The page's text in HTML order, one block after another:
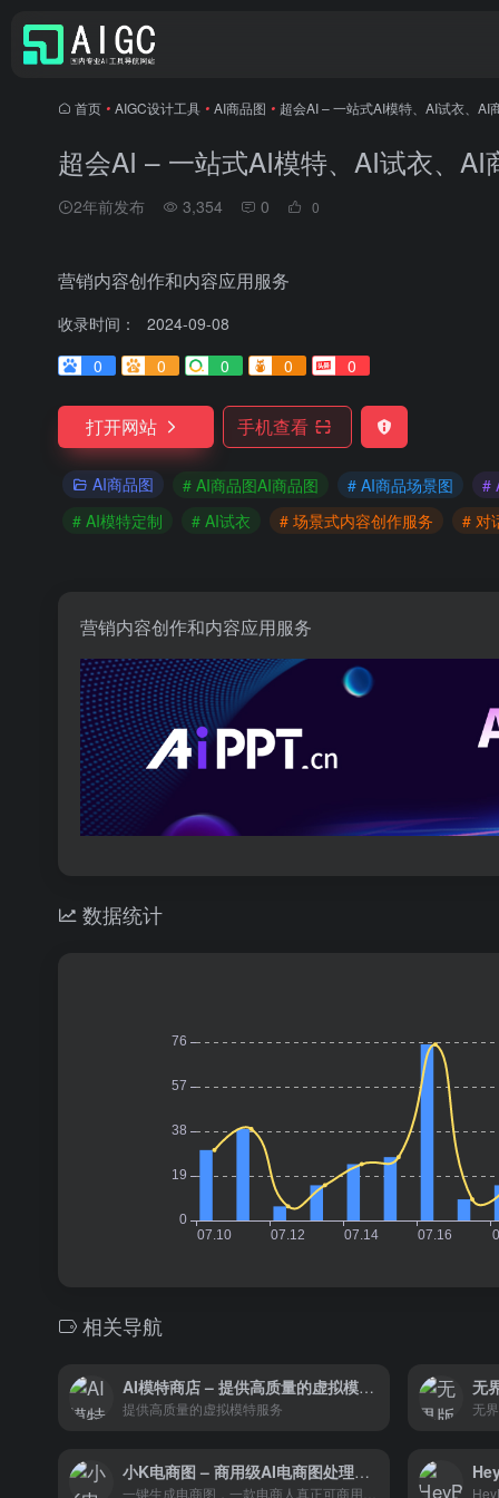
首页 • AIGC设计工具 • AI商品图 • 超会AI – 一站式AI模特、AI试衣、AI
超会AI – 一站式AI模特、AI试衣、AI
2年前发布 3,354 0 0
营销内容创作和内容应用服务
收录时间：
2024-09-08
0
0 0 0 0
打开网站 手机查看
AI商品图 # AI商品图AI商品图 # AI商品场景图
#
# AI模特定制
# AI试衣 # 场景式内容创作服务 # 对
营销内容创作和内容应用服务
数据统计
相关导航
AI模特商店 – 提供高质量的虚拟模特服务
提供高质量的虚拟模特服务
无
小K电商图 – 商用级AI电商图处理工具